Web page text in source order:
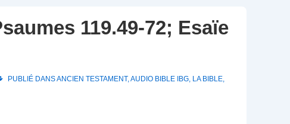
119.49-72; Esaïe
PUBLIÉ DANSANCIEN TESTAMENT,AUDIO BIBLE IBG, LA BIBLE,